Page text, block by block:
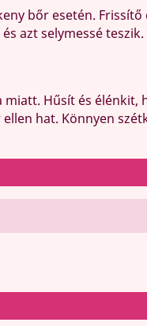
bőr esetén. Frissítő
azt selymessé teszik.
Hűsít és élénkit,
hat. Könnyen